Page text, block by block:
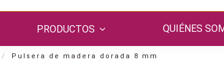
PRODUCTOS QUIÉNES
Pulsera de madera dorada 8 mm